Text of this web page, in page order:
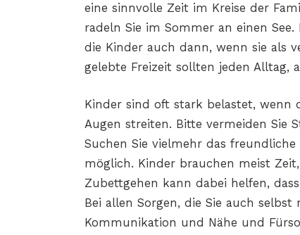
eine sinnvolle Zeit im Kreise der
radeln Sie im Sommer an einen
die Kinder auch dann, wenn sie als
gelebte Freizeit sollten jeden Alltag,
Kinder sind oft stark belastet, wenn
Augen streiten. Bitte vermeiden Sie
Suchen Sie vielmehr das
möglich. Kinder brauchen meist
Zubettgehen kann dabei helfen,
Bei allen Sorgen, die Sie auch
Kommunikation und Nähe und